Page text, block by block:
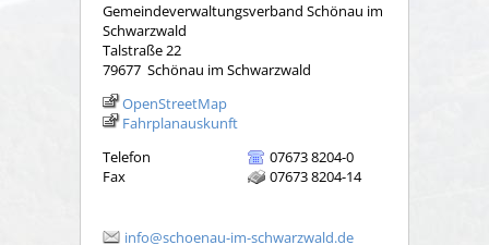
Gemeindeverwaltungsverband Schönau im
Schwarzwald
Talstraße 22
79677 Schönau im Schwarzwald
OpenStreetMap
Fahrplanauskunft
Telefon
07673 8204-0
Fax
07673 8204-14
info@schoenau-im-schwarzwald.de